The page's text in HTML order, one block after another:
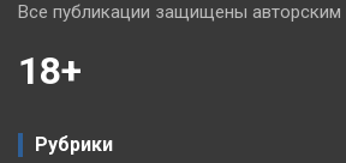
Все публикации защищены авторским
18+
Рубрики